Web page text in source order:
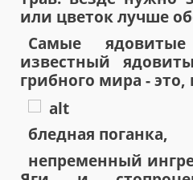
или цветок лучше
Самые
известный
грибного мира - это,
бледная поганка,
непременный